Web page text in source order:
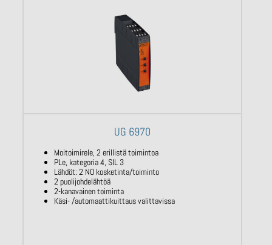
UG 6970
Moitoimirele, 2 erillistä toimintoa
PLe, kategoria 4, SIL 3
Lähdöt: 2 NO kosketinta/toiminto
2 puolijohdelähtöä
2-kanavainen toiminta
Käsi- /automaattikuittaus valittavissa